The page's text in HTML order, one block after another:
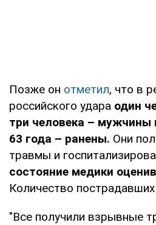
Позже он отметил, что в
российского удара один
три человека – мужчины
63 года – ранены. Они
травмы и
состояние медики
Количество
"Все получили взрывные